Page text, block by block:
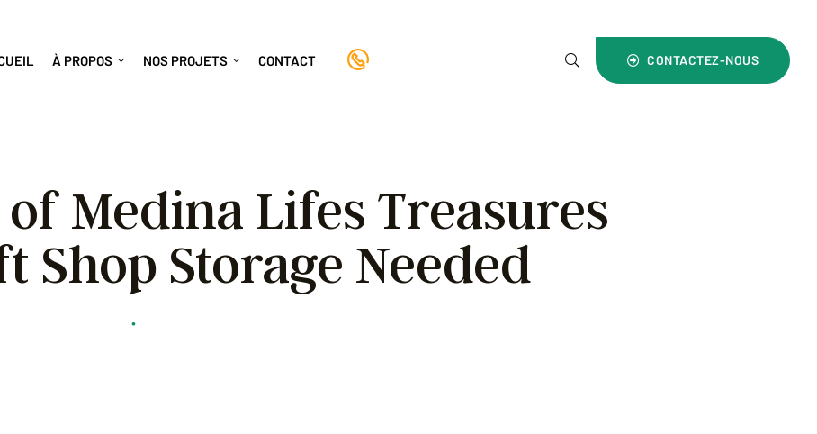
À PROPOS NOS PROJETS CONTACT CONTACTEZ-NOUS
Medina Lifes Treasures
Shop Storage Needed
•